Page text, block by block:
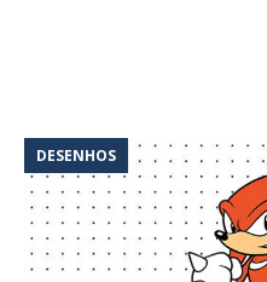
DESENHOS